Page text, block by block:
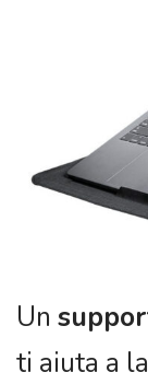
Un
ti aiuta a